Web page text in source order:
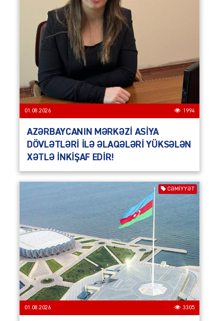
01.08.2026 1994
AZƏRBAYCANIN MƏRKƏZİ ASİYA
DÖVLƏTLƏRİ İLƏ ƏLAQƏLƏRİ YÜKSƏLƏN
XƏTLƏ İNKİŞAF EDİR!
CƏMIYYƏT
01.08.2026 3305